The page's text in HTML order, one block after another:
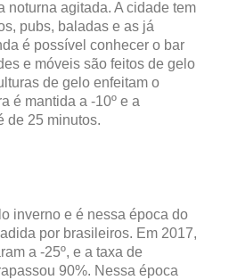
noturna agitada. A cidade tem
pubs, baladas e as já
é possível conhecer o bar
e móveis são feitos de gelo
de gelo enfeitam o
é mantida a -10º e a
de 25 minutos.
inverno e é nessa época do
por brasileiros. Em 2017,
a -25º, e a taxa de
90%. Nessa época